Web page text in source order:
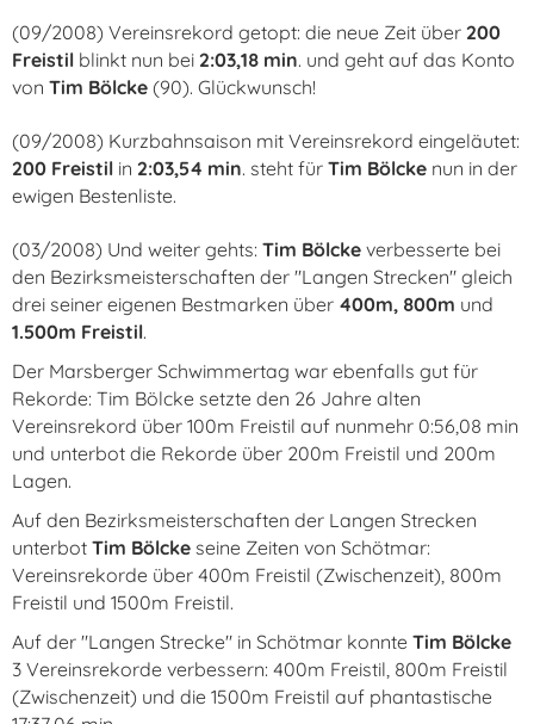
(09/2008) Vereinsrekord getopt: die neue Zeit über 200
Freistil blinkt nun bei 2:03,18 min. und geht auf das Konto
von Tim Bölcke (90). Glückwunsch!
(09/2008) Kurzbahnsaison mit Vereinsrekord eingeläutet:
200 Freistil in 2:03,54 min. steht für Tim Bölcke nun in der
ewigen Bestenliste.
(03/2008) Und weiter gehts: Tim Bölcke verbesserte bei
den Bezirksmeisterschaften der "Langen Strecken" gleich
drei seiner eigenen Bestmarken über 400m, 800m und
1.500m Freistil.
Der Marsberger Schwimmertag war ebenfalls gut für
Rekorde: Tim Bölcke setzte den 26 Jahre alten
Vereinsrekord über 100m Freistil auf nunmehr 0:56,08 min
und unterbot die Rekorde über 200m Freistil und 200m
Lagen.
Auf den Bezirksmeisterschaften der Langen Strecken
unterbot Tim Bölcke seine Zeiten von Schötmar:
Vereinsrekorde über 400m Freistil (Zwischenzeit), 800m
Freistil und 1500m Freistil.
Auf der "Langen Strecke" in Schötmar konnte Tim Bölcke
3 Vereinsrekorde verbessern: 400m Freistil, 800m Freistil
(Zwischenzeit) und die 1500m Freistil auf phantastische